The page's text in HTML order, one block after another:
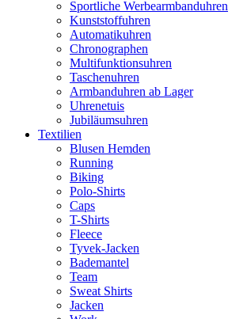
Sportliche Werbearmbanduhren
Kunststoffuhren
Automatikuhren
Chronographen
Multifunktionsuhren
Taschenuhren
Armbanduhren ab Lager
Uhrenetuis
Jubiläumsuhren
Textilien
Blusen Hemden
Running
Biking
Polo-Shirts
Caps
T-Shirts
Fleece
Tyvek-Jacken
Bademantel
Team
Sweat Shirts
Jacken